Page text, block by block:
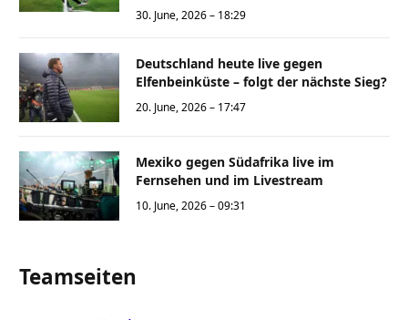
30. June, 2026 – 18:29
Deutschland heute live gegen
Elfenbeinküste – folgt der nächste Sieg?
20. June, 2026 – 17:47
Mexiko gegen Südafrika live im
Fernsehen und im Livestream
10. June, 2026 – 09:31
Teamseiten